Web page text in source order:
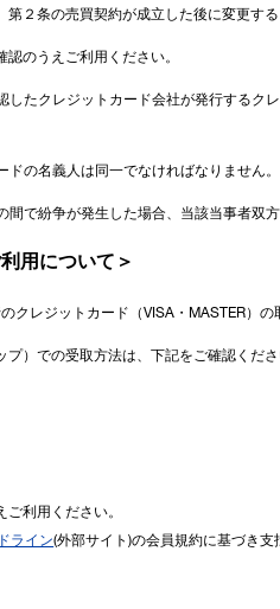
２条の売買契約が成立した後に変更する
のうえご利用ください。
したクレジットカード会社が発行する
の名義人は同一でなければなりません。
で紛争が発生した場合、当該当事者双
用について＞
クレジットカード（VISA・MASTER）
）での受取方法は、下記をご確認くださ
利用ください。
ライン(外部サイト)の会員規約に基づき支